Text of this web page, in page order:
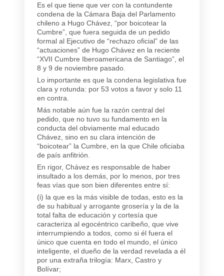
Es el que tiene que ver con la contundente
condena de la Cámara Baja del Parlamento
chileno a Hugo Chávez, “por boicotear la
Cumbre”, que fuera seguida de un pedido
formal al Ejecutivo de “rechazo oficial” de las
“actuaciones” de Hugo Chávez en la reciente
“XVII Cumbre Iberoamericana de Santiago”, el
8 y 9 de noviembre pasado.
Lo importante es que la condena legislativa fue
clara y rotunda: por 53 votos a favor y solo 11
en contra.
Más notable aún fue la razón central del
pedido, que no tuvo su fundamento en la
conducta del obviamente mal educado
Chávez, sino en su clara intención de
“boicotear” la Cumbre, en la que Chile oficiaba
de país anfitrión.
En rigor, Chávez es responsable de haber
insultado a los demás, por lo menos, por tres
feas vías que son bien diferentes entre sí:
(i) la que es la más visible de todas, esto es la
de su habitual y arrogante grosería y la de la
total falta de educación y cortesía que
caracteriza al egocéntrico caribeño, que vive
interrumpiendo a todos, como si él fuera el
único que cuenta en todo el mundo, el único
inteligente, el dueño de la verdad revelada a él
por una extraña trilogía: Marx, Castro y
Bolívar;